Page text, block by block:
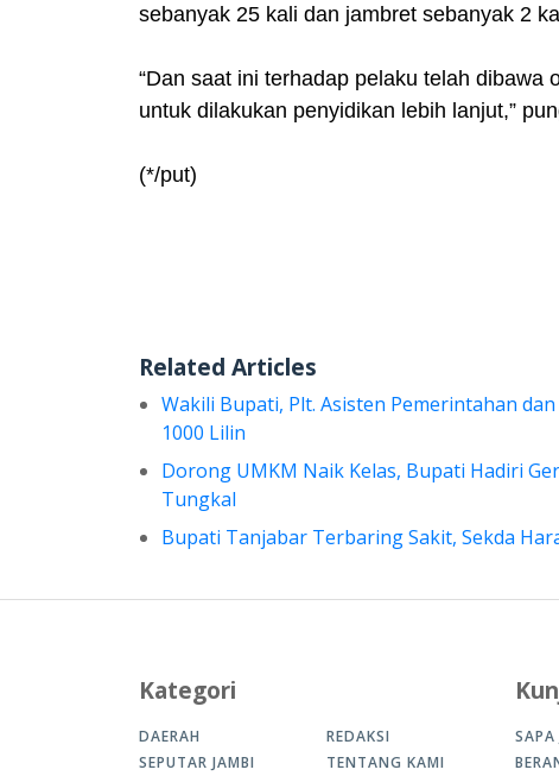
sebanyak 25 kali dan jambret sebanyak 2
“Dan saat ini terhadap pelaku telah
untuk dilakukan penyidikan lebih lanjut,”
(*/put)
Related Articles
Wakili Bupati, Plt. Asisten Pemerintahan
1000 Lilin
Dorong UMKM Naik Kelas, Bupati Hadiri
Tungkal
Bupati Tanjabar Terbaring Sakit, Sekda
Kategori
DAERAH
SEPUTAR JAMBI
REDAKSI
TENTANG KAMI
SAPA